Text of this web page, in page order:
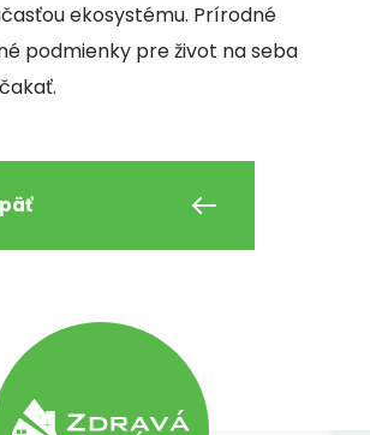
ekosystému. Prírodné
podmienky pre život na seba